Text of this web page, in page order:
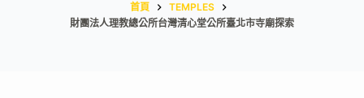
首頁
TEMPLES
財團法人理教總公所台灣清心堂公所臺北市寺廟探索